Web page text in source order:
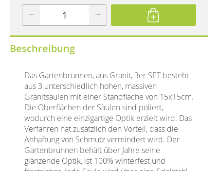
Beschreibung
Das Gartenbrunnen, aus Granit, 3er SET besteht
aus 3 unterschiedlich hohen, massiven
Granitsäulen mit einer Standfläche von 15x15cm.
Die Oberflächen der Säulen sind poliert,
wodurch eine einzigartige Optik erzielt wird. Das
Verfahren hat zusätzlich den Vorteil, dass die
Anhaftung von Schmutz vermindert wird. Der
Gartenbrunnen behält über Jahre seine
glänzende Optik, ist 100% winterfest und